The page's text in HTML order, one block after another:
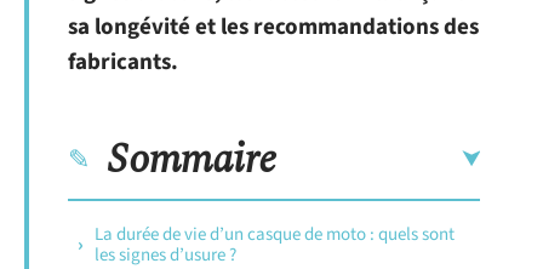
sa longévité et les recommandations des
fabricants.
Sommaire
La durée de vie d’un casque de moto : quels sont
les signes d’usure ?